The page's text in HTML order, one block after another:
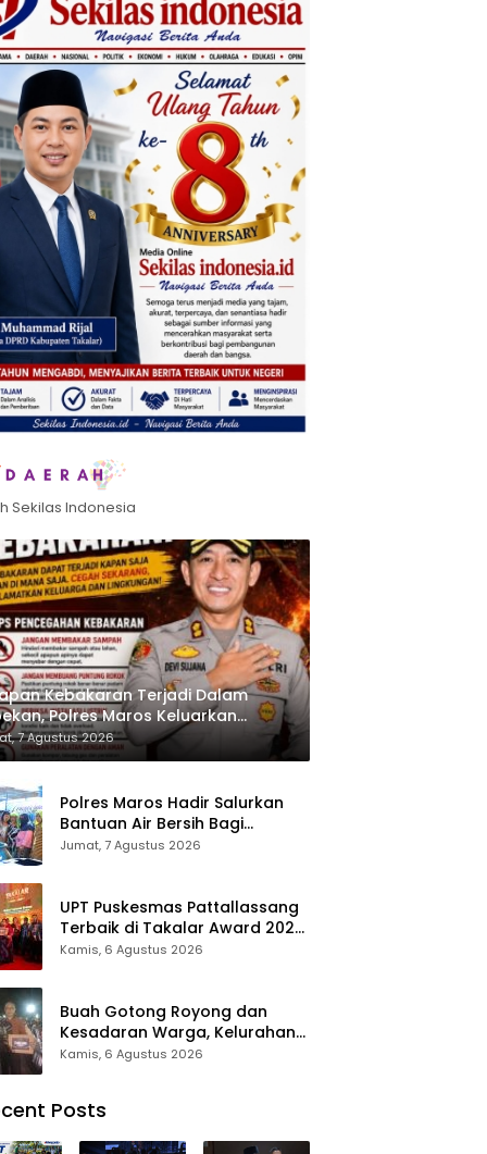
Sekilas Indonesia
Kebakaran Terjadi Dalam
Polres Maros Keluarkan
kepada Masyarakat
7 Agustus 2026
Polres Maros Hadir Salurkan
Bantuan Air Bersih Bagi
Masyarakat Terdampak Krisis
Jumat, 7 Agustus 2026
UPT Puskesmas Pattallassang
Terbaik di Takalar Award 2026,
Bukti Komitmen Hadirkan
Kamis, 6 Agustus 2026
Buah Gotong Royong dan
Kesadaran Warga, Kelurahan
Patte’ne Menjadi Bintang
Kamis, 6 Agustus 2026
Posts